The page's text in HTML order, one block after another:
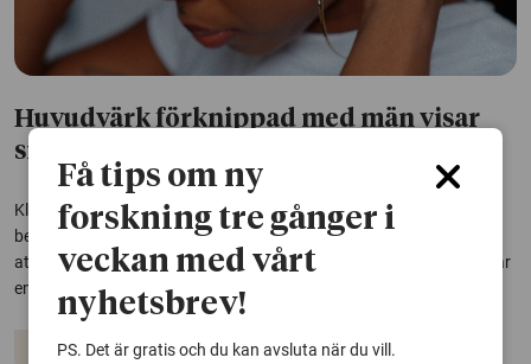
Huvudvärk förknippad med män visar
sig drabba kvinnor hårdare
Klusterhuvudvärk, tidigare kallad Hortons huvudvärk, har länge
beskrivits som en mansdominerad sjukdom. Nu visar ny forskning
att kvinnor generellt påverkas mer i vardagen än män och oftare har
en kronisk variant av den plågsamma huvudvärken.
Huvudvärk Neurologiska sjukdomar
Få tips om ny
forskning tre gånger i
veckan med vårt
nyhetsbrev!
PS. Det är gratis och du kan avsluta när du vill.